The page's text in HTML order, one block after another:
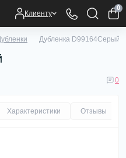
Клиенту
0
Дубленка D99164Серый
0
Характеристики Отзывы